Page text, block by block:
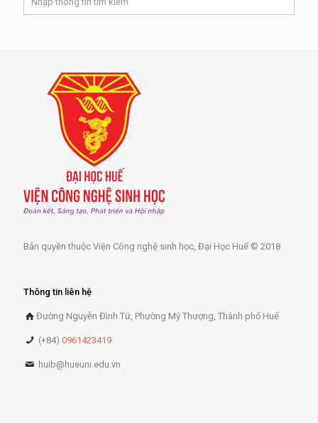
Bản quyền thuộc Viện Công nghệ sinh học, Đại Học Huế © 2018
Thông tin liên hệ
Đường Nguyễn Đình Tứ, Phường Mỹ Thượng, Thành phố Huế
(+84)0961423419
huib@hueuni.edu.vn